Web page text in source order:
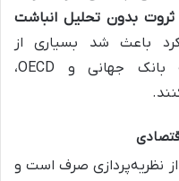
ثروت بدون تحلیل انباشت
باعث شد بسیاری از
سازمان‌های بین‌المللی، از جمله بانک جهانی و OECD،
نظریه‌پردازی صرف است و